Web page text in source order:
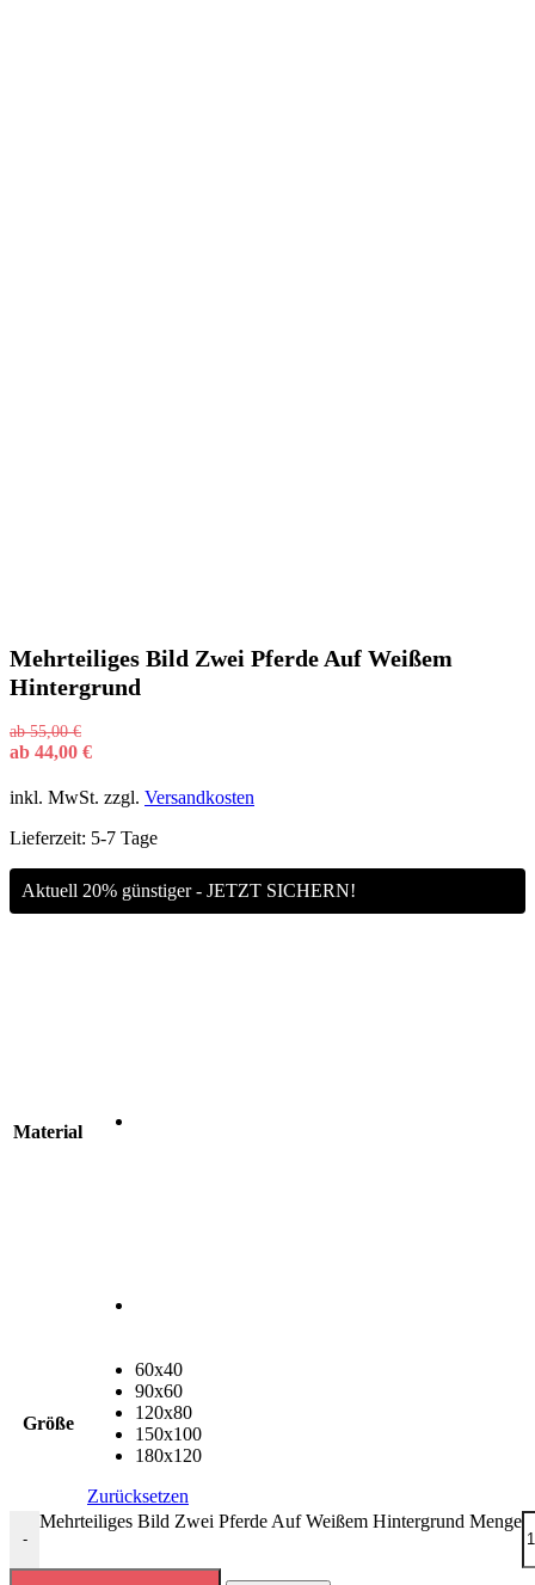
Mehrteiliges Bild Zwei Pferde Auf Weißem
Hintergrund
ab55,00€
ab 44,00 €
inkl. MwSt. zzgl. Versandkosten
Lieferzeit: 5-7 Tage
Aktuell 20% günstiger - JETZT SICHERN!
Material
Größe
60x40
90x60
120x80
150x100
180x120
Zurücksetzen
-
Mehrteiliges Bild Zwei Pferde Auf Weißem Hintergrund Menge